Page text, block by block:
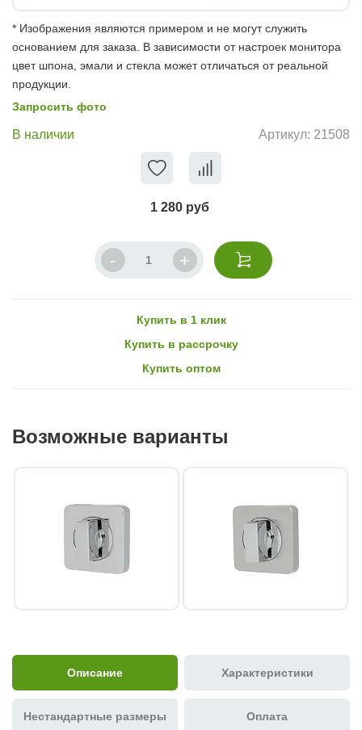
* Изображения являются примером и не могут служить
основанием для заказа. В зависимости от настроек монитора
цвет шпона, эмали и стекла может отличаться от реальной
продукции.
Запросить фото
В наличии Артикул: 21508
1 280 руб
Купить в 1 клик
Купить в рассрочку
Купить оптом
Возможные варианты
Описание Характеристики
Нестандартные размеры Оплата